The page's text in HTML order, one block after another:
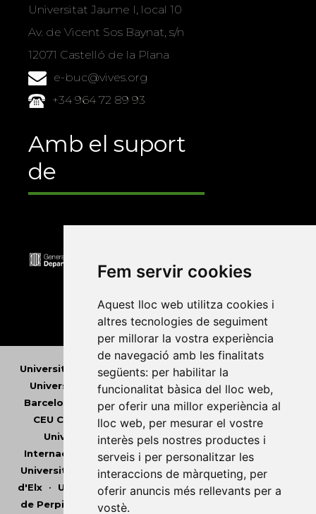
Fem servir cookies
Aquest lloc web utilitza cookies i
altres tecnologies de seguiment
per millorar la vostra experiència
de navegació amb les finalitats
següents: per habilitar la
funcionalitat bàsica del lloc web,
per oferir una millor experiència al
lloc web, per mesurar el vostre
interès pels nostres productes i
serveis i per personalitzar les
interaccions de màrqueting, per
oferir anuncis més rellevants per a
vostè.
Universitat Jaume I, local 10
Av. de Vicent Sos Baynat, s/n
12071 Castelló de la Plana
e-buc@vives.org
+34 964 72 89 93
Amb el suport
de
Universitat Abat Oliba CEU•Universitat d'Alacant
Universitat d'Andorra•Universitat Autònoma de
Barcelona
Universitat de Barcelona•Universitat
CEU Cardenal Herrera
•Universitat de Girona
Universitat de les Illes Balears•Universitat
Internacional de Catalunya •Universitat Jaume I
Universitat de Lleida•Universitat Miguel Hernández
d'Elx• Universitat Oberta de Catalunya•Universitat
de Perpinyà Via Domitia